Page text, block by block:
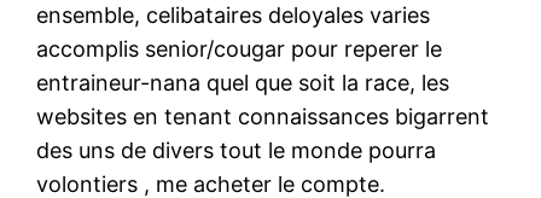
ensemble, celibataires deloyales varies
accomplis senior/cougar pour reperer le
entraineur-nana quel que soit la race, les
websites en tenant connaissances bigarrent
des uns de divers tout le monde pourra
volontiers , me acheter le compte.